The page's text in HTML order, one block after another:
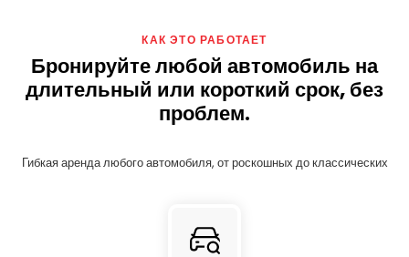
КАК ЭТО РАБОТАЕТ
Бронируйте любой автомобиль на
длительный или короткий срок, без
проблем.
Гибкая аренда любого автомобиля, от роскошных до классических